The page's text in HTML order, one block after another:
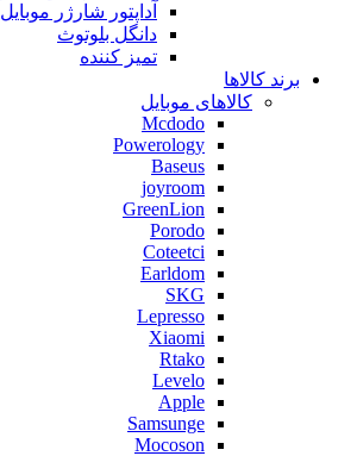
آداپتور شارژر موبایل
دانگل بلوتوث
تمیز کننده
برند کالاها
کالاهای موبایل
Mcdodo
Powerology
Baseus
joyroom
GreenLion
Porodo
Coteetci
Earldom
SKG
Lepresso
Xiaomi
Rtako
Levelo
Apple
Samsunge
Mocoson